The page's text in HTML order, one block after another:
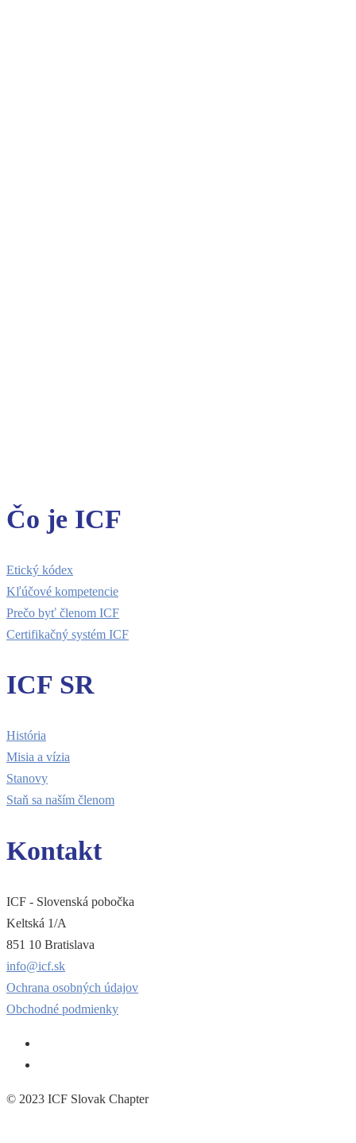
Čo je ICF
Etický kódex
Kľúčové kompetencie
Prečo byť členom ICF
Certifikačný systém ICF
ICF SR
História
Misia a vízia
Stanovy
Staň sa naším členom
Kontakt
ICF - Slovenská pobočka
Keltská 1/A
851 10 Bratislava
info@icf.sk
Ochrana osobných údajov
Obchodné podmienky
© 2023 ICF Slovak Chapter